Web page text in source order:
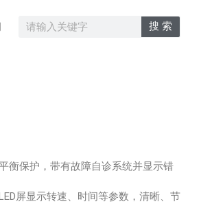
搜 索
衡保护，带有故障自诊系统并显示错
屏显示转速、时间等参数，清晰、节